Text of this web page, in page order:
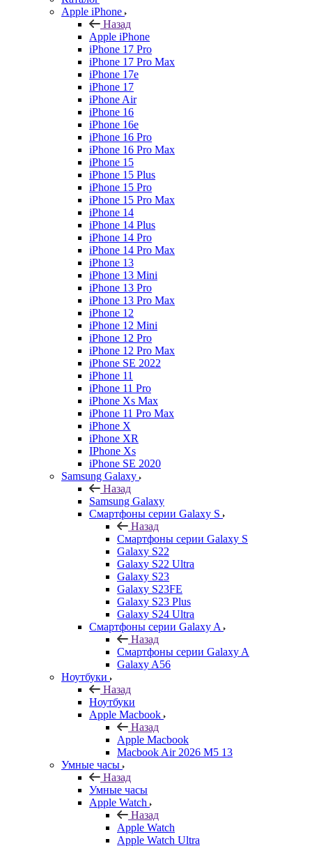
Apple iPhone
Назад
Apple iPhone
iPhone 17 Pro
iPhone 17 Pro Max
iPhone 17e
iPhone 17
iPhone Air
iPhone 16
iPhone 16e
iPhone 16 Pro
iPhone 16 Pro Max
iPhone 15
iPhone 15 Plus
iPhone 15 Pro
iPhone 15 Pro Max
iPhone 14
iPhone 14 Plus
iPhone 14 Pro
iPhone 14 Pro Max
iPhone 13
iPhone 13 Mini
iPhone 13 Pro
iPhone 13 Pro Max
iPhone 12
iPhone 12 Mini
iPhone 12 Pro
iPhone 12 Pro Max
iPhone SE 2022
iPhone 11
iPhone 11 Pro
iPhone Xs Max
iPhone 11 Pro Max
iPhone X
iPhone XR
IPhone Xs
iPhone SE 2020
Samsung Galaxy
Назад
Samsung Galaxy
Смартфоны серии Galaxy S
Назад
Смартфоны серии Galaxy S
Galaxy S22
Galaxy S22 Ultra
Galaxy S23
Galaxy S23FE
Galaxy S23 Plus
Galaxy S24 Ultra
Смартфоны серии Galaxy A
Назад
Смартфоны серии Galaxy A
Galaxy A56
Ноутбуки
Назад
Ноутбуки
Apple Macbook
Назад
Apple Macbook
Macbook Air 2026 M5 13
Умные часы
Назад
Умные часы
Apple Watch
Назад
Apple Watch
Apple Watch Ultra